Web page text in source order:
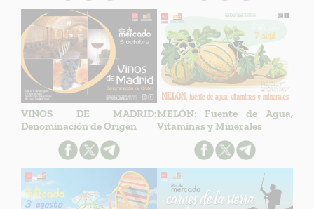
VINOS DE MADRID:
Denominación de Origen
MELÓN: Fuente de Agua,
Vitaminas y Minerales